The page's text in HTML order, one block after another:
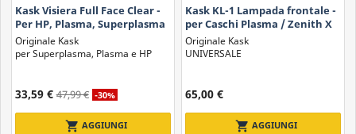
Kask Visiera Full Face Clear -
Per HP, Plasma, Superplasma
Originale Kask
per Superplasma, Plasma e HP
33,59 € 47,99 € -30%
shopping_cart AGGIUNGI
Kask KL-1 Lampada frontale -
per Caschi Plasma / Zenith X
Originale Kask
UNIVERSALE
65,00 €
shopping_cart AGGIUNGI